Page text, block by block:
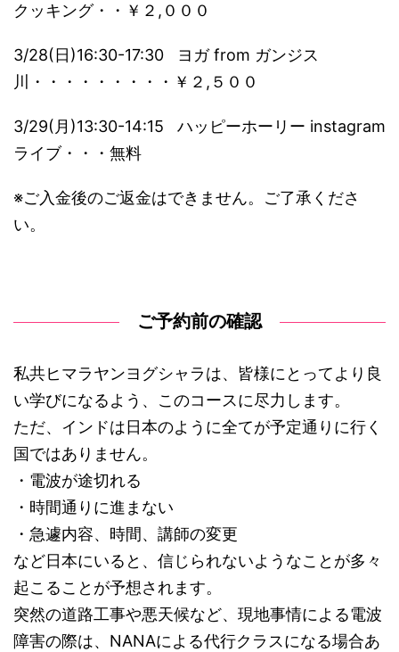
クッキング・・￥２,０００
3/28(日)16:30-17:30 ヨガ from ガンジス
川・・・・・・・・・￥２,５００
3/29(月)13:30-14:15 ハッピーホーリー instagram
ライブ・・・無料
※ご入金後のご返金はできません。ご了承くださ
い。
ご予約前の確認
私共ヒマラヤンヨグシャラは、皆様にとってより良
い学びになるよう、このコースに尽力します。
ただ、インドは日本のように全てが予定通りに行く
国ではありません。
・電波が途切れる
・時間通りに進まない
・急遽内容、時間、講師の変更
など日本にいると、信じられないようなことが多々
起こることが予想されます。
突然の道路工事や悪天候など、現地事情による電波
障害の際は、NANAによる代行クラスになる場合あ